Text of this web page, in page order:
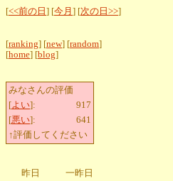
[<<前の日 ] [今月 ] [次の日>>]
[ranking] [new] [random]
[home] [blog]
みなさんの評価
[よい]:
917
[悪い]:
641
↑評価してください
昨日 一昨日